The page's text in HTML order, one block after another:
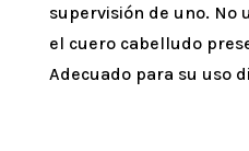
supervisión de uno. No
el cuero cabelludo
Adecuado para su uso